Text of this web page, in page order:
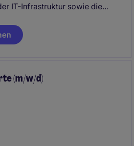
IT-Infrastruktur sowie die
mit und stellst einen
sicher.
(m/w/d)